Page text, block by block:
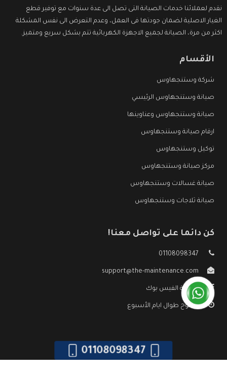
نقدم لعملائنا خدمات الصيانة التى تصل الى عدة سنوات مع توفير قطع
الغيار الاصلية لضمان جودتها فى العمل، وعدم التعرض الى نفس المشكلة
اكثر من مرة، الصيانة لجميع الاجهزة الكهربائية تتم بشكل سريع ومتميز.
الأقسام
شركة وستنجهاوس
صيانة وستنجهاوس الرئيسي
صيانة وستنجهاوس وعناوينها
ارقام صيانة وستنجهاوس
توكيل وستنجهاوس
مركز صيانة وستنجهاوس
صيانة غسالات وستنجهاوس
صيانة ثلاجات وستنجهاوس
كن دائما على تواصل معنا!
01108098347
support@the-maintenance.com
صفحة الفيس بوك
مفتوح طوال ايام الأسبوع
01108098347